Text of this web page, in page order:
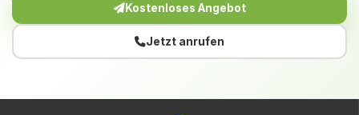
Kostenloses Angebot
Jetzt anrufen